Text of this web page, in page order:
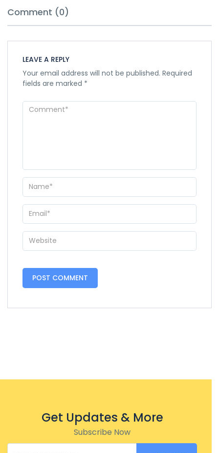
Comment (0)
LEAVE A REPLY
Your email address will not be published. Required
fields are marked *
Get Updates & More
Subscribe Now